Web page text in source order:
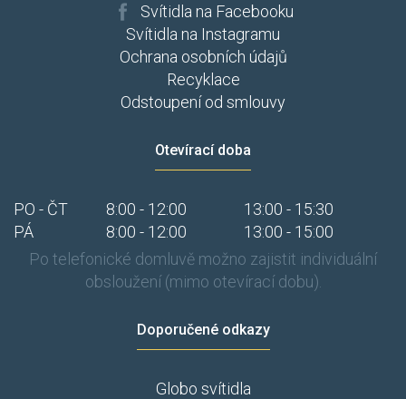
Svítidla na Facebooku
Svítidla na Instagramu
Ochrana osobních údajů
Recyklace
Odstoupení od smlouvy
Otevírací doba
PO - ČT 8:00 - 12:00
13:00 - 15:30
PÁ
8:00 - 12:00
13:00 - 15:00
Po telefonické domluvě možno zajistit individuální
obsloužení (mimo otevírací dobu).
Doporučené odkazy
Globo svítidla